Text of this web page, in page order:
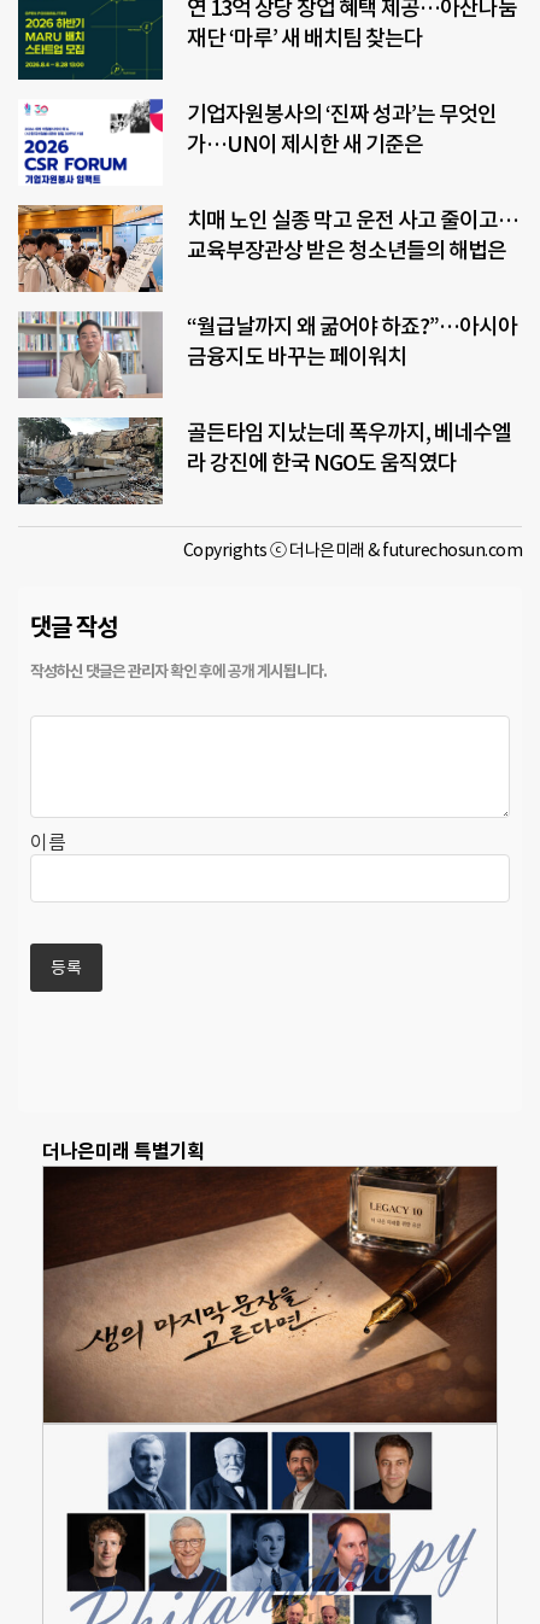
연 13억 상당 창업 혜택 제공…아산나눔
재단 ‘마루’ 새 배치팀 찾는다
기업자원봉사의 ‘진짜 성과’는 무엇인
가…UN이 제시한 새 기준은
치매 노인 실종 막고 운전 사고 줄이고…
교육부장관상 받은 청소년들의 해법은
“월급날까지 왜 굶어야 하죠?”…아시아
금융지도 바꾸는 페이워치
골든타임 지났는데 폭우까지, 베네수엘
라 강진에 한국 NGO도 움직였다
Copyrights ⓒ 더나은미래 & futurechosun.com
댓글 작성
이름
더나은미래 특별기획